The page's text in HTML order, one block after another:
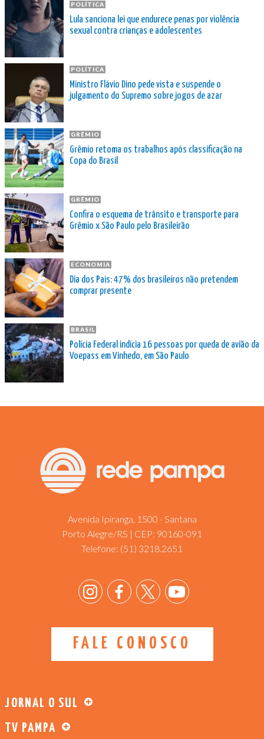
POLÍTICA
Lula sanciona lei que endurece penas por violência
sexual contra crianças e adolescentes
POLÍTICA
Ministro Flávio Dino pede vista e suspende o
julgamento do Supremo sobre jogos de azar
GRÊMIO
Grêmio retoma os trabalhos após classificação na
Copa do Brasil
GRÊMIO
Confira o esquema de trânsito e transporte para
Grêmio x São Paulo pelo Brasileirão
ECONOMIA
Dia dos Pais: 47% dos brasileiros não pretendem
comprar presente
BRASIL
Polícia Federal indicia 16 pessoas por queda de avião da
Voepass em Vinhedo, em São Paulo
Avenida Ipiranga, 1500 - Santana
Porto Alegre/RS | CEP: 90160-091
Telefone: (51) 3218.2651
FALE CONOSCO
JORNAL O SUL
TV PAMPA